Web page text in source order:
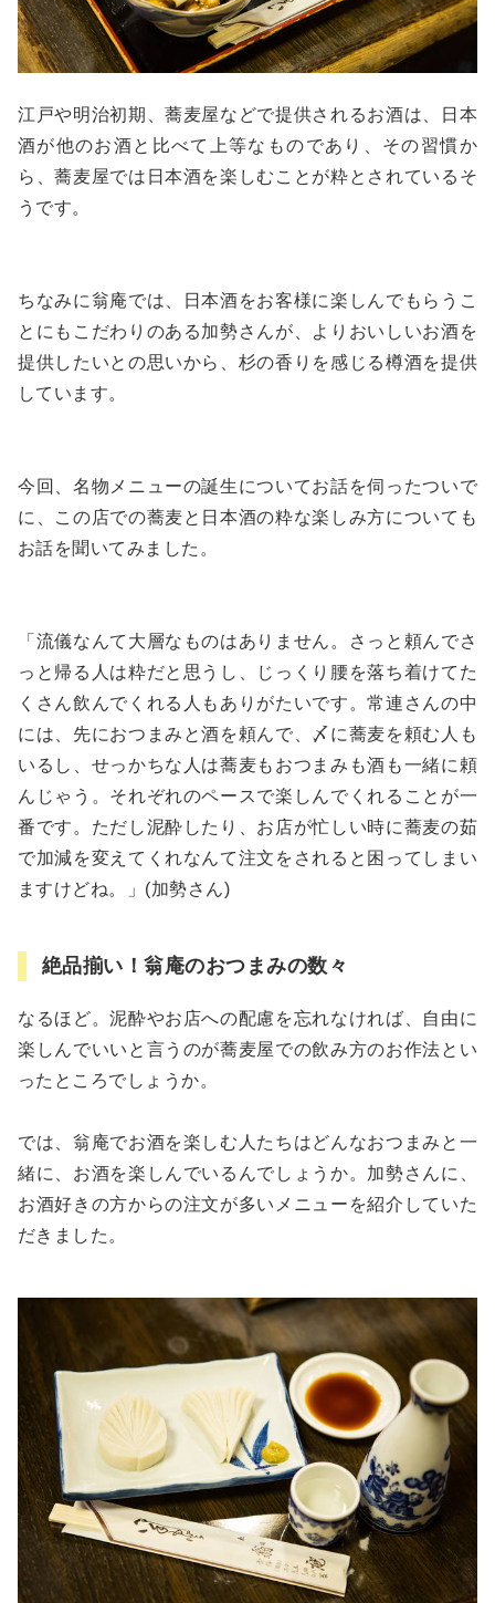
江戸や明治初期、蕎麦屋などで提供されるお酒は、日本
酒が他のお酒と比べて上等なものであり、その習慣か
ら、蕎麦屋では日本酒を楽しむことが粋とされているそ
うです。
ちなみに翁庵では、日本酒をお客様に楽しんでもらうこ
とにもこだわりのある加勢さんが、よりおいしいお酒を
提供したいとの思いから、杉の香りを感じる樽酒を提供
しています。
今回、名物メニューの誕生についてお話を伺ったついで
に、この店での蕎麦と日本酒の粋な楽しみ方についても
お話を聞いてみました。
「流儀なんて大層なものはありません。さっと頼んでさ
っと帰る人は粋だと思うし、じっくり腰を落ち着けてた
くさん飲んでくれる人もありがたいです。常連さんの中
には、先におつまみと酒を頼んで、〆に蕎麦を頼む人も
いるし、せっかちな人は蕎麦もおつまみも酒も一緒に頼
んじゃう。それぞれのペースで楽しんでくれることが一
番です。ただし泥酔したり、お店が忙しい時に蕎麦の茹
で加減を変えてくれなんて注文をされると困ってしまい
ますけどね。」(加勢さん)
絶品揃い！翁庵のおつまみの数々
なるほど。泥酔やお店への配慮を忘れなければ、自由に
楽しんでいいと言うのが蕎麦屋での飲み方のお作法とい
ったところでしょうか。
では、翁庵でお酒を楽しむ人たちはどんなおつまみと一
緒に、お酒を楽しんでいるんでしょうか。加勢さんに、
お酒好きの方からの注文が多いメニューを紹介していた
だきました。